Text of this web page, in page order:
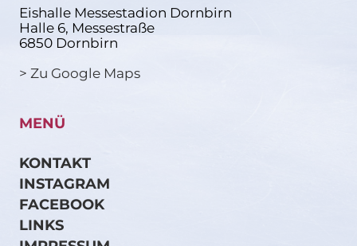
Eishalle Messestadion Dornbirn
Halle 6, Messestraße
6850 Dornbirn
> Zu Google Maps
MENÜ
KONTAKT
INSTAGRAM
FACEBOOK
LINKS